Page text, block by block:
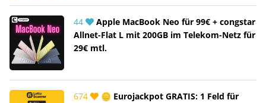
44
Apple MacBook Neo für 99€ + congstar
Allnet-Flat L mit 200GB im Telekom-Netz für
29€ mtl.
674
🪙 Eurojackpot GRATIS: 1 Feld für